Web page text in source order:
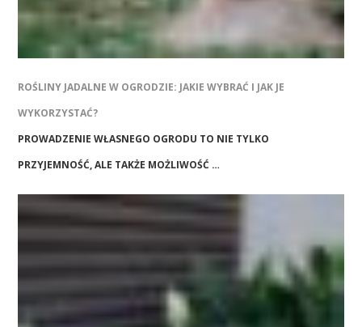
ROŚLINY JADALNE W OGRODZIE: JAKIE WYBRAĆ I JAK JE
WYKORZYSTAĆ?
PROWADZENIE WŁASNEGO OGRODU TO NIE TYLKO
PRZYJEMNOŚĆ, ALE TAKŻE MOŻLIWOŚĆ …